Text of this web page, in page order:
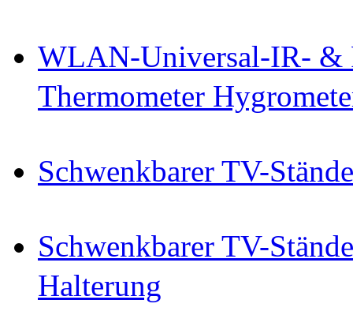
WLAN-Universal-IR- &
Thermometer
Schwenkbarer TV-
Schwenkbarer TV-
Halterung